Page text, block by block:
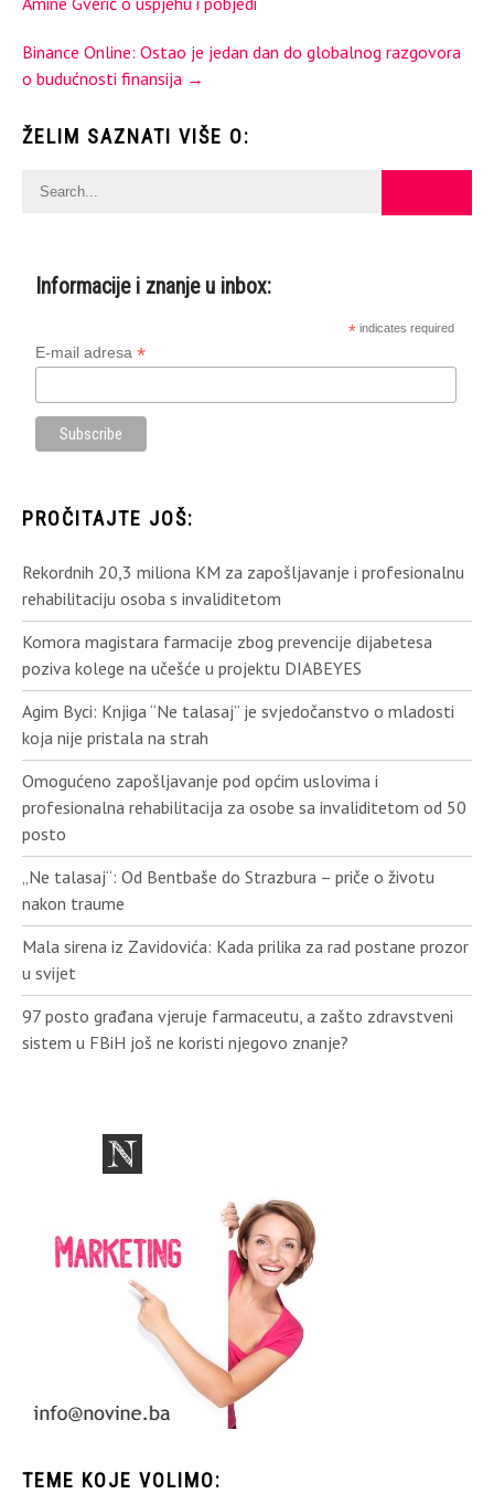
Binance Online: Ostao je jedan dan do globalnog razgovora
o budućnosti finansija →
ŽELIM SAZNATI VIŠE O:
Informacije i znanje u inbox:
* indicates required
E-mail adresa*
PROČITAJTE JOŠ:
Rekordnih 20,3 miliona KM za zapošljavanje i profesionalnu
rehabilitaciju osoba s invaliditetom
Komora magistara farmacije zbog prevencije dijabetesa
poziva kolege na učešće u projektu DIABEYES
Agim Byci: Knjiga “Ne talasaj” je svjedočanstvo o mladosti
koja nije pristala na strah
Omogućeno zapošljavanje pod općim uslovima i
profesionalna rehabilitacija za osobe sa invaliditetom od 50
posto
„Ne talasaj“: Od Bentbaše do Strazbura – priče o životu
nakon traume
Mala sirena iz Zavidovića: Kada prilika za rad postane prozor
u svijet
97 posto građana vjeruje farmaceutu, a zašto zdravstveni
sistem u FBiH još ne koristi njegovo znanje?
TEME KOJE VOLIMO: